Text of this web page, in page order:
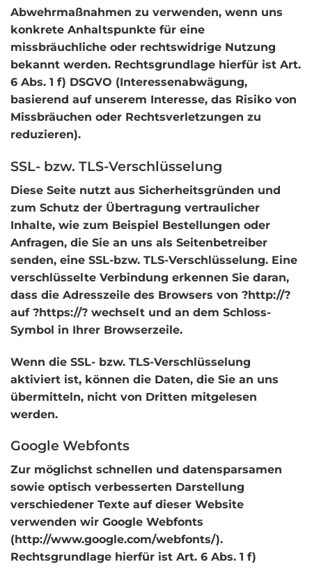
Abwehrmaßnahmen zu verwenden, wenn uns
konkrete Anhaltspunkte für eine
missbräuchliche oder rechtswidrige Nutzung
bekannt werden. Rechtsgrundlage hierfür ist Art.
6 Abs. 1 f) DSGVO (Interessenabwägung,
basierend auf unserem Interesse, das Risiko von
Missbräuchen oder Rechtsverletzungen zu
reduzieren).
SSL- bzw. TLS-Verschlüsselung
Diese Seite nutzt aus Sicherheitsgründen und
zum Schutz der Übertragung vertraulicher
Inhalte, wie zum Beispiel Bestellungen oder
Anfragen, die Sie an uns als Seitenbetreiber
senden, eine SSL-bzw. TLS-Verschlüsselung. Eine
verschlüsselte Verbindung erkennen Sie daran,
dass die Adresszeile des Browsers von ?http://?
auf ?https://? wechselt und an dem Schloss-
Symbol in Ihrer Browserzeile.
Wenn die SSL- bzw. TLS-Verschlüsselung
aktiviert ist, können die Daten, die Sie an uns
übermitteln, nicht von Dritten mitgelesen
werden.
Google Webfonts
Zur möglichst schnellen und datensparsamen
sowie optisch verbesserten Darstellung
verschiedener Texte auf dieser Website
verwenden wir Google Webfonts
(http://www.google.com/webfonts/).
Rechtsgrundlage hierfür ist Art. 6 Abs. 1 f)